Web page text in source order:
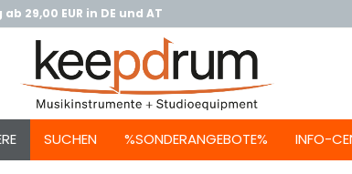
29,00 EUR in DE und AT
SUCHEN %SONDERANGEBOTE% INFO-